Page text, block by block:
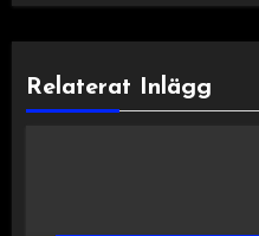
Relaterat Inlägg